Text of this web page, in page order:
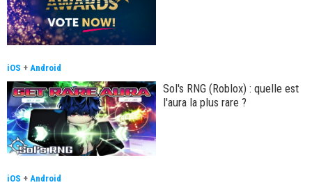
iOS + Android
Sol's RNG (Roblox) : quelle est
l'aura la plus rare ?
iOS + Android